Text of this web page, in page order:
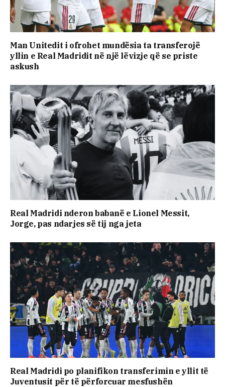
Man Unitedit i ofrohet mundësia ta transferojë
yllin e Real Madridit në një lëvizje që se priste
askush
Real Madridi nderon babanë e Lionel Messit,
Jorge, pas ndarjes së tij nga jeta
Real Madridi po planifikon transferimin e yllit të
Juventusit për të përforcuar mesfushën